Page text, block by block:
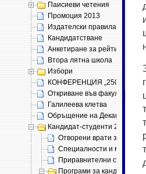
Паисиеви четения
Промоция 2013
Издателски правила (проект)
Кандидатстване
Анкетиране за рейтинг
Втора лятна школа
Избори
КОНФЕРЕНЦИЯ „250
Откриване във факултета
Галилеева клетва
Обръщение на Декана
Кандидат-студенти 2013
Отворени врати за
Специалности и места
Приравнителни скали
Програми за